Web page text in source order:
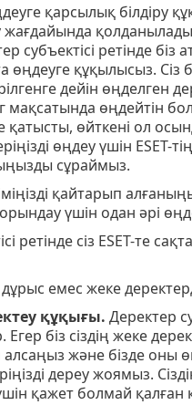
қарсылық білдіру
субъектісі ретінде
өңдеуге құқылысыз.
дейін өңделген
мақсатында өңдейтін
қатысты, өйткені ол
өңдеу үшін
сұраймыз.
қайтарып
үшін одан әрі
ретінде сіз ESET-те
дұрыс емес жеке
құқығы. Деректер
біз сіздің жеке
алсаңыз және бізде
дереу жоямыз.
қажет болмай қалған